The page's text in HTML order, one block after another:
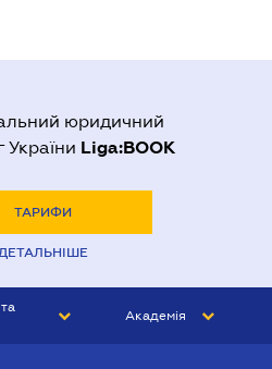
юридичний
України Liga:BOOK
ТАРИФИ
Академія